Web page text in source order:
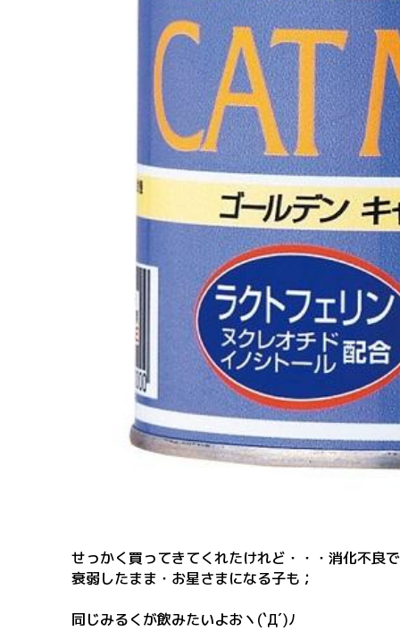
せっかく買ってきてくれたけれど・・・消化不良
衰弱したまま・お星さまになる子も；
同じみるくが飲みたいよおヽ(`Д´)ﾉ